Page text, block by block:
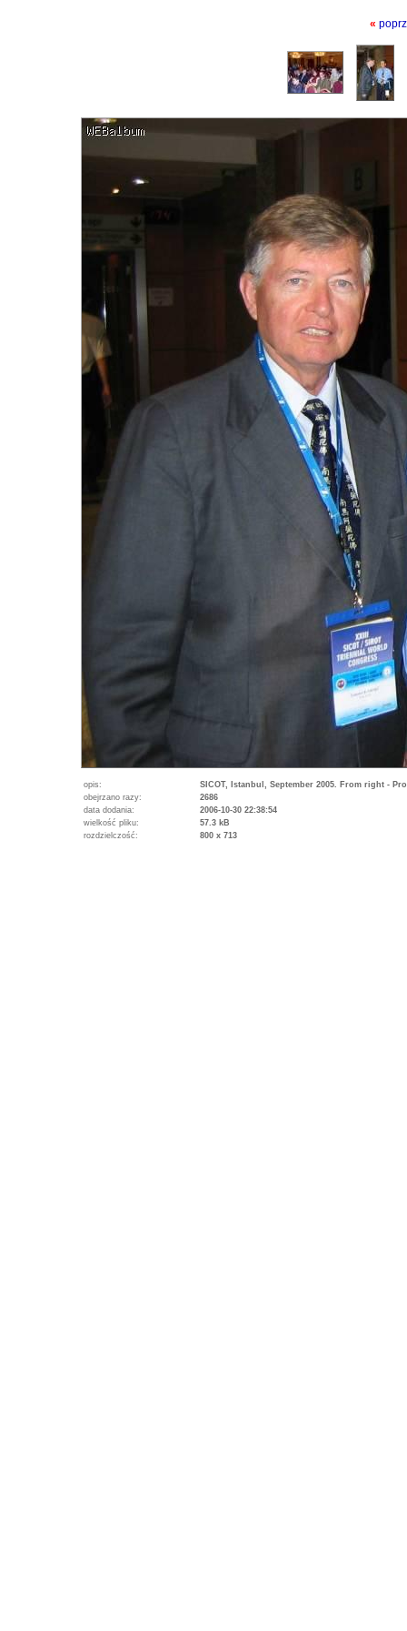
«
opis:
SICOT, Istanbul, September 2005. From right -
obejrzano razy:
2686
data dodania:
2006-10-30 22:38:54
wielkość pliku:
57.3 kB
rozdzielczość:
800 x 713